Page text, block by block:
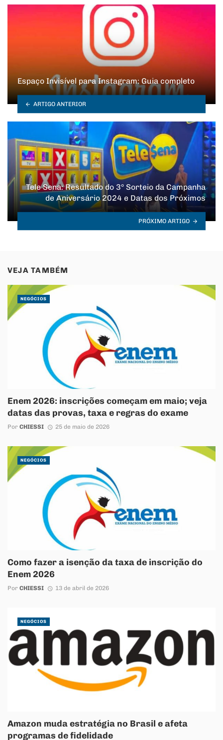
Espaço Invisível para Instagram: Guia completo
ARTIGO ANTERIOR
Tele Sena: Resultado do 3º Sorteio da Campanha
de Aniversário 2024 e Datas dos Próximos
PRÓXIMO ARTIGO
VEJA TAMBÉM
Enem 2026: inscrições começam em maio; veja
datas das provas, taxa e regras do exame
Por CHIESSI 25 de maio de 2026
NEGÓCIOS
Como fazer a isenção da taxa de inscrição do
Enem 2026
Por CHIESSI 13 de abril de 2026
NEGÓCIOS
Amazon muda estratégia no Brasil e afeta
programas de fidelidade
NEGÓCIOS